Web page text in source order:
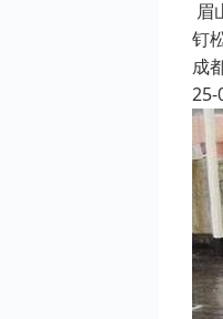
眉
钉
成
25-